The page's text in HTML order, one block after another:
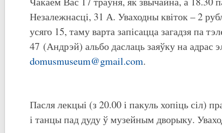
Незалежнасці, 31 А. Уваходны квіток – 2
усяго 15, таму варта запісацца загадзя па
47 (Андрэй) альбо даслаць заяўку на адрас
domusmuseum@gmail.com.
Пасля лекцыі (з 20.00 і пакуль хопіць сіл)
і танцы пад дуду ў музейным дворыку.